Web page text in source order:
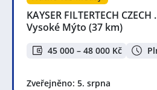
KAYSER FILTERTECH CZECH
Vysoké Mýto (37 km)
45 000 – 48 000 Kč
Zveřejněno: 5. srpna